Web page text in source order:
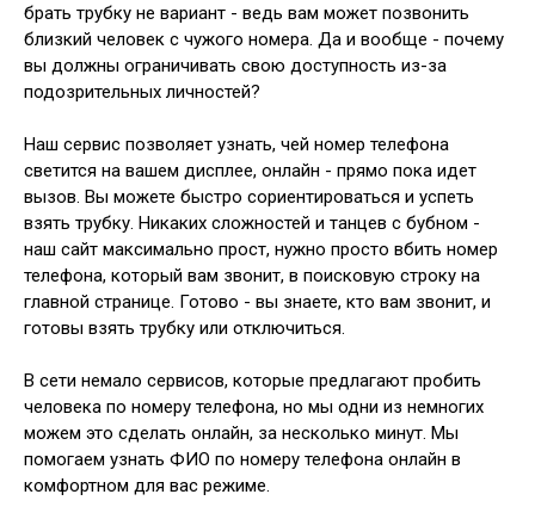
брать трубку не вариант - ведь вам может позвонить
близкий человек с чужого номера. Да и вообще - почему
вы должны ограничивать свою доступность из-за
подозрительных личностей?
Наш сервис позволяет узнать, чей номер телефона
светится на вашем дисплее, онлайн - прямо пока идет
вызов. Вы можете быстро сориентироваться и успеть
взять трубку. Никаких сложностей и танцев с бубном -
наш сайт максимально прост, нужно просто вбить номер
телефона, который вам звонит, в поисковую строку на
главной странице. Готово - вы знаете, кто вам звонит, и
готовы взять трубку или отключиться.
В сети немало сервисов, которые предлагают пробить
человека по номеру телефона, но мы одни из немногих
можем это сделать онлайн, за несколько минут. Мы
помогаем узнать ФИО по номеру телефона онлайн в
комфортном для вас режиме.